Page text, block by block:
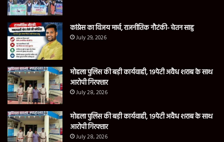
कांग्रेस का विजय मार्च, राजनीतिक नौटंकी- चेतन साहु
July 29, 2026
मोहला पुलिस की बड़ी कार्यवाही, 19पेटी अवैध शराब के साथ
आरोपी गिरफ्तार
July 28, 2026
मोहला पुलिस की बड़ी कार्यवाही, 19पेटी अवैध शराब के साथ
आरोपी गिरफ्तार
July 28, 2026